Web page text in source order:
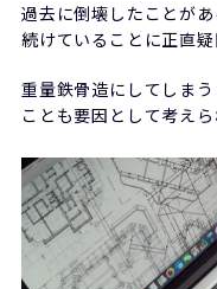
過去に倒壊したことが
続けていることに正直疑
重量鉄骨造にしてしま
ことも要因として考えら